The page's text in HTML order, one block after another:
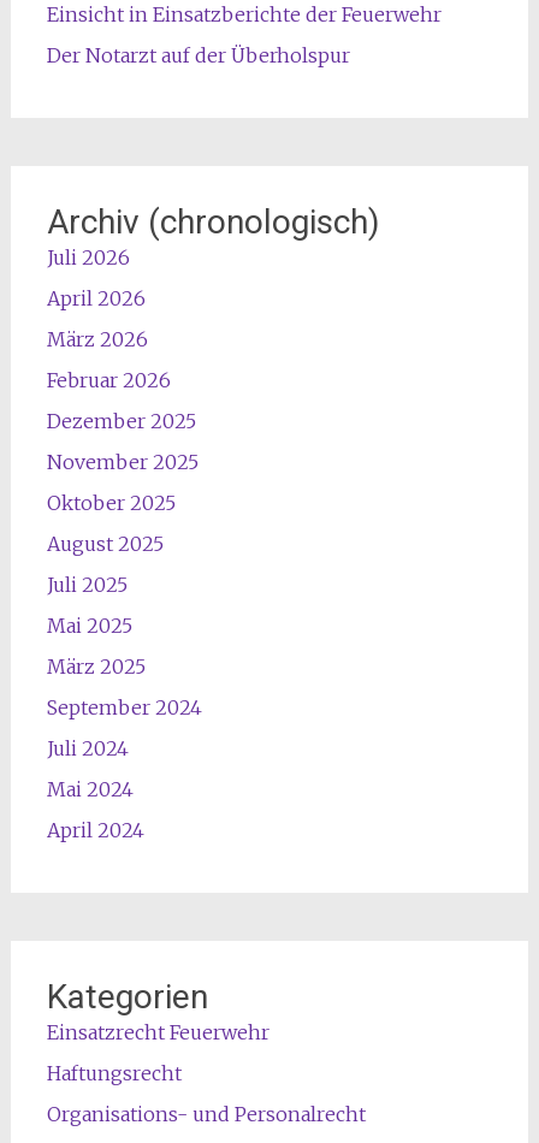
Einsicht in Einsatzberichte der Feuerwehr
Der Notarzt auf der Überholspur
Archiv (chronologisch)
Juli 2026
April 2026
März 2026
Februar 2026
Dezember 2025
November 2025
Oktober 2025
August 2025
Juli 2025
Mai 2025
März 2025
September 2024
Juli 2024
Mai 2024
April 2024
Kategorien
Einsatzrecht Feuerwehr
Haftungsrecht
Organisations- und Personalrecht